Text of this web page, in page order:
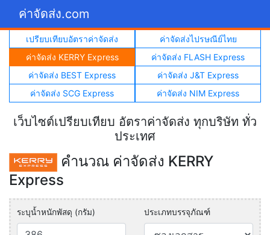
ค่าจัดส่ง.com
เปรียบเทียบอัตราค่าจัดส่ง
ค่าจัดส่งไปรษณีย์ไทย
ค่าจัดส่ง KERRY Express
ค่าจัดส่ง FLASH Express
ค่าจัดส่ง BEST Express
ค่าจัดส่ง J&T Express
ค่าจัดส่ง SCG Express
ค่าจัดส่ง NIM Express
เว็บไซต์เปรียบเทียบ อัตราค่าจัดส่ง ทุกบริษัท ทั่ว
ประเทศ
คำนวณ ค่าจัดส่ง KERRY
Express
ระบุน้ำหนักพัสดุ (กรัม) ประเภทบรรจุภัณฑ์